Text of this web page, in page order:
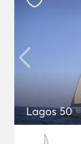
Lagos 50